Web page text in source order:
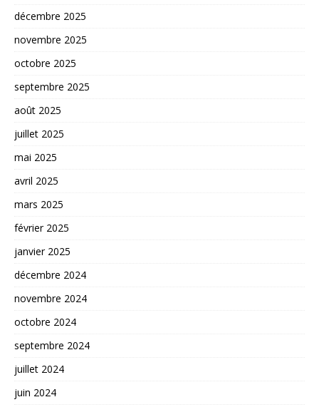
décembre 2025
novembre 2025
octobre 2025
septembre 2025
août 2025
juillet 2025
mai 2025
avril 2025
mars 2025
février 2025
janvier 2025
décembre 2024
novembre 2024
octobre 2024
septembre 2024
juillet 2024
juin 2024